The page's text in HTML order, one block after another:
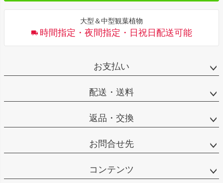
大型＆中型観葉植物
時間指定・夜間指定・日祝日配送可能
お支払い
配送・送料
返品・交換
お問合せ先
コンテンツ